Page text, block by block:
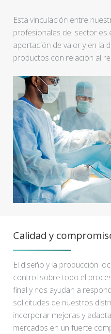
Esta vinculación entre
profesionales del sector es
aportación de valor y en la
productos con relación al
Calidad y
El diseño y la producción
control sobre todo el
final y nos ayudan a
solicitudes de nuestros
incorporar mejoras y
mercados en un fuerte